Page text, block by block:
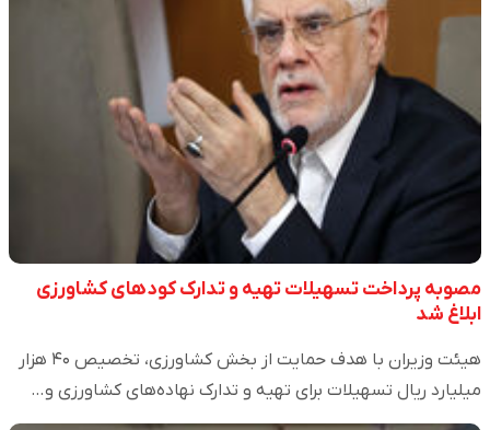
مصوبه پرداخت تسهیلات تهیه و تدارک کودهای کشاورزی
ابلاغ شد
هیئت وزیران با هدف حمایت از بخش کشاورزی، تخصیص ۴۰ هزار
میلیارد ریال تسهیلات برای تهیه و تدارک نهاده‌های کشاورزی و…